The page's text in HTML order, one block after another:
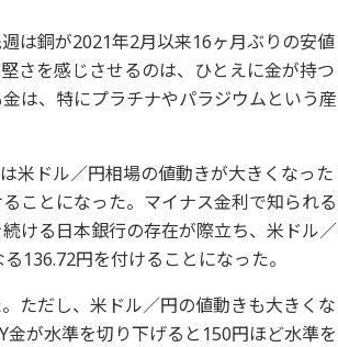
は銅が2021年2月以来16ヶ月ぶりの安値
さを感じさせるのは、ひとえに金が持つ
は、特にプラチナやパラジウムという産
米ドル／円相場の値動きが大きくなった
ことになった。マイナス金利で知られる
ける日本銀行の存在が際立ち、米ドル／
136.72円を付けることになった。
ただし、米ドル／円の値動きも大きくな
が水準を切り下げると150円ほど水準を